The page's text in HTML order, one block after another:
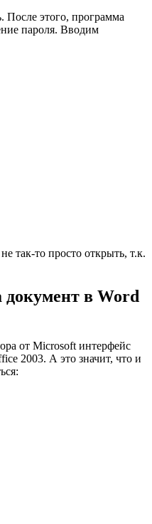
После этого, программа
пароля. Вводим
так-то просто открыть, т.к.
документ в Word
от Microsoft интерфейс
2003. А это значит, что и